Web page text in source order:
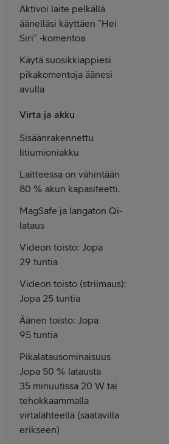
Aktivoi laite pelkällä
äänelläsi käyttäen ”Hei
Siri” ‑komentoa
Käytä suosikki­appiesi
pika­komentoja äänesi
avulla
Virta ja akku
Sisäänrakennettu
litiumioniakku
Laitteessa on vähintään
80 % akun kapasiteetti.
MagSafe ja langaton Qi-
lataus
Videon toisto: Jopa
29 tuntia
Videon toisto (striimaus):
Jopa 25 tuntia
Äänen toisto: Jopa
95 tuntia
Pikalataus­ominaisuus
Jopa 50 % latausta
35 minuutissa 20 W tai
tehok­kaammalla
virta­lähteellä (saata­villa
erikseen)